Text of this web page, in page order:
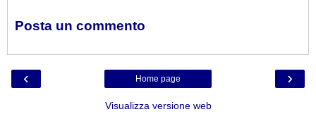
Posta un commento
‹ ›
Home page
Visualizza versione web